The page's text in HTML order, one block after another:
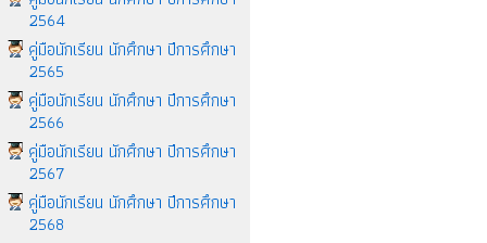
2564
คู่มือนักเรียน นักศึกษา ปีการศึกษา
2565
คู่มือนักเรียน นักศึกษา ปีการศึกษา
2566
คู่มือนักเรียน นักศึกษา ปีการศึกษา
2567
คู่มือนักเรียน นักศึกษา ปีการศึกษา
2568